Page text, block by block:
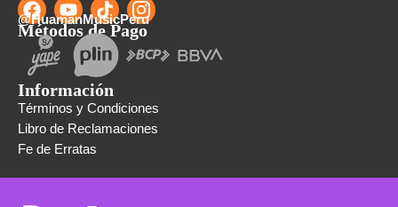
@HuamanMusicPeru
Métodos de Pago
Información
Términos y Condiciones
Libro de Reclamaciones
Fe de Erratas